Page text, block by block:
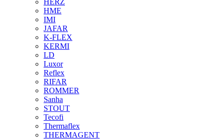
HME
IMI
JAFAR
K-FLEX
KERMI
LD
Luxor
Reflex
RIFAR
ROMMER
Sanha
STOUT
Tecofi
Thermaflex
THERMAGENT